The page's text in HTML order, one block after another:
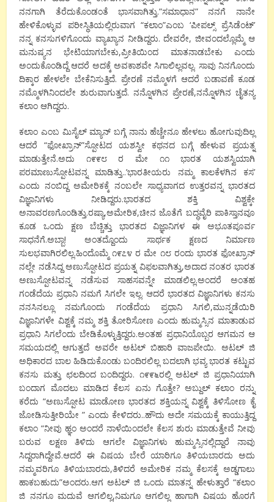
ನನಗಾಗಿ ತೆರೆದುಕೊಂಡಂತೆ ಭಾಸವಾಗಿತ್ತು.”ಸಮಾಧಾನ” ನನಗೆ ನಾನೇ
ಹೇಳಿಕೊಳ್ಳುವ ಪರೀಸ್ಥಿತಿಯಲ್ಲಿರುವಾಗ “ಕಲಾಂ”ಎಂಬ ‘ಪೀಪಲ್ಸ್ ಪ್ರೆಸಿಡೆಂಟ್’
ನನ್ನ ಕನಸುಗಳಿಗೊಂದು ವ್ಯಾಖ್ಯಾನ ನೀಡಿದ್ದರು. ದೇವರೇ, ಜೀವಂದಲ್ಲೊಮ್ಮೆ ಆ
ಮನುಷ್ಯನ ಭೇಟಿಯಾಗಬೇಕು,ಪ್ರೀತಿಯಿಂದ ಮಾತನಾಡಬೇಕು ಎಂದು
ಅಂದುಕೊಂಡಿದ್ದೆ ಆದರೆ ಅದಕ್ಕೆ ಅವಕಾಶವೇ ಸಿಗಾಲಿಲ್ಲವಲ್ಲ. ಸಾವು ನಿನಗೊಂದು
ದಿಕ್ಕಾರ ಹೇಳಲೇ ಬೇಕೆನಿಸುತ್ತಿದೆ. ಪ್ರೇರಣೆ ನಮ್ಮೊಳಗೆ ಆದರೆ ಬಡಾವಣೆ ಕೂಡ
ನಮ್ಮೊಳಗಿನಿಂದಲೇ ಶುರುವಾಗುತ್ತದೆ. ನನ್ನೊಳಗಿನ ಪ್ರೇರಣೆ,ನನ್ನೊಳಗಿನ ಚೈತನ್ಯ
ಕಲಾಂ ಆಗಿದ್ದರು.
ಕಲಾಂ ಎಂಬ ಮಿಸೈಲ್ ಮ್ಯಾನ್ ಬಗ್ಗೆ ನಾನು ಹೆಚ್ಚೇನೂ ಹೇಳಲು ಹೋಗುವುದಿಲ್ಲ
ಆದರೆ “ಫೋಖ್ರಾನ್”ಸ್ಪೋಟದ ಯಶಸ್ವೀ ಕಥನದ ಬಗ್ಗೆ ಹೇಳುವ ಪ್ರಯತ್ನ
ಮಾಡುತ್ತೇನೆ.ಅದು ೧೯೯೮ ರ ಮೇ ೧೧ ಭಾರತ ಯಶಸ್ವಿಯಾಗಿ
ಪರಮಾಣುಸ್ಪೋಟವನ್ನ ಮಾಡಿತ್ತು..’ಭಾರತೀಯರು ನಮ್ಮ ಕಾಲಕೆಳಗಿನ ಕಸ’
ಎಂದು ನಂಬಿದ್ದ ಅಮೇರಿಕಕ್ಕೆ ನಂಬಲೇ ಸಾಧ್ಯವಾಗದ ಉತ್ತರವನ್ನ ಭಾರತದ
ವಿಜ್ಞಾನಿಗಳು ನೀಡಿದ್ದರು.ಭಾರತದ ಶಕ್ತಿ ವಿಶ್ವಕ್ಕೇ
ಅನಾವರಣಗೊಂಡಿತ್ತು.ರಷ್ಯಾ,ಅಮೇರಿಕ,ಚೀನ ಜೊತೆಗೆ ಬದ್ಧವೈರಿ ಪಾಕಿಸ್ತಾನವೂ
ಕೂಡ ಒಂದು ಕ್ಷಣ ಬೆಚ್ಚಿತ್ತು ಭಾರತದ ವಿಜ್ಞಾನಿಗಳ ಈ ಅಭೂತಪೂರ್ವ
ಸಾಧನೆಗೆ.ಅಬ್ಬಾ! ಅಂತದ್ದೊಂದು ಸಾರ್ಥಕ ಕ್ಷಣದ ನಿರ್ಮಾಣ
ಸುಲಭವಾಗಿರಲಿಲ್ಲ.ಹಿಂದೊಮ್ಮೆ ೧೯೭೪ ರ ಮೇ ೧೮ ರಂದು ಭಾರತ ಫೋಖ್ರಾನ್
ನಲ್ಲೇ ನಡೆಸಿದ್ದ ಅಣುಸ್ಪೋಟದ ಪ್ರಯತ್ನ ವಿಫಲವಾಗಿತ್ತು,ಅದಾದ ನಂತರ ಭಾರತ
ಅಣುಸ್ಪೋಟವನ್ನ ನಡೆಸುವ ಸಾಹಸವನ್ನೇ ಮಾಡಲಿಲ್ಲ.ಅಂದರೆ ಅಂತಹ
ಗಂಡೆದೆಯ ಪ್ರಧಾನಿ ನಮಗೆ ಸಿಗಲೇ ಇಲ್ಲ. ಆದರೆ ಭಾರತದ ವಿಜ್ಞಾನಿಗಳು ಕನಸು
ನನಸಿನಲ್ಲೂ ನಮಗೊಂದು ಗಂಡೆದೆಯ ಪ್ರಧಾನಿ ಸಿಗಲಿ,ಮುನ್ನಡೆಯಿರಿ
ವಿಜ್ಞಾನಿಗಳೇ ವಿಶ್ವಕ್ಕೆ ನಮ್ಮ ಶಕ್ತಿ ತೋರಿಸೋಣ ಎಂದು ಹುಮ್ಮಸ್ಸಿನ ಮಾತಾಡುವ
ಪ್ರಧಾನಿ ಸಿಗಲೆಂದು ಬೇಡಿಕೊಳ್ಳುತ್ತಿದ್ದರು.ಅಂತಹ ಪ್ರಧಾನಿಯೊಬ್ಬರ ಆಗಮನ ಆ
ಸಮಯದಲ್ಲಿ ಆಗುತ್ತದೆ ಅವರೇ ಅಟಲ್ ಬಿಹಾರಿ ವಾಜಪೇಯಿ. ಅಟಲ್ ಜಿ
ಅಧಿಕಾರದ ಬಾಲ ಹಿಡಿದುಕೊಂಡು ಬಂದಿರಲಿಲ್ಲ ಬದಲಾಗಿ ಭವ್ಯ ಭಾರತ ಕಟ್ಟುವ
ಕನಸು ಮತ್ತು ಛಲದಿಂದ ಬಂದಿದ್ದರು. ೧೯೯೬ರಲ್ಲಿ ಅಟಲ್ ಜಿ ಪ್ರಧಾನಿಯಾಗಿ
ಬಂದಾಗ ಮೊದಲು ಮಾಡಿದ ಕೆಲಸ ಏನು ಗೊತ್ತೇ? ಅಬ್ದುಲ್ ಕಲಾಂ ರನ್ನು
ಕರೆದು “ಅಣುಸ್ಪೋಟ ಮಾಡೋಣ ಭಾರತದ ಶಕ್ತಿಯನ್ನ ವಿಶ್ವಕ್ಕೆ ತಿಳಿಸೋಣ ಕೈ
ಜೋಡಿಸುತ್ತೀರಿಯೇ ” ಎಂದು ಕೇಳಿದರು..ಹೌದು ಅದೇ ಸಮಯಕ್ಕೆ ಕಾಯುತ್ತಿದ್ದ
ಕಲಾಂ “ನೀವು ಹ್ಞಂ ಅಂದರೆ ನಾಳೆಯಿಂದಲೇ ಕೆಲಸ ಶುರು ಮಾಡುತ್ತೇವೆ ನೀವು
ಬರುವ ಲಕ್ಷಣ ತಿಳಿದು ಆಗಲೇ ವಿಜ್ಞಾನಿಗಳು ಹುಮ್ಮಸ್ಸಿನಲ್ಲಿದ್ದಾರೆ ನಾವು
ಸಿದ್ದರಾಗಿದ್ದೇವೆ.ಆದರೆ ಈ ವಿಷಯ ಬೇರೆ ಯಾರಿಗೂ ತಿಳಿಯಬಾರದು ಅದು
ನಮ್ಮವರಿಗೂ ತಿಳಿಯಬಾರದು,ತಿಳಿದರೆ ಅಮೇರಿಕ ನಮ್ಮ ಕೆಲಸಕ್ಕೆ ಅಡ್ಡಗಾಲು
ಹಾಕಬಹುದು”ಅಂದರು.ಆಗ ಅಟಲ್ ಜಿ ಒಂದು ಮಾತನ್ನ ಹೇಳುತ್ತಾರೆ “ಕಲಾಂ
ಜಿ ನನಗೂ ಮದುವೆ ಆಗಲಿಲ್ಲ,ನಿಮಗೂ ಆಗಲಿಲ್ಲ ಹಾಗಾಗಿ ವಿಷಯ ಹೊರಗೆ